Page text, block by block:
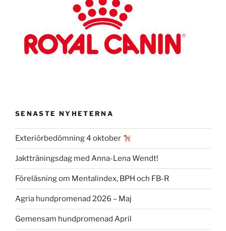
SENASTE NYHETERNA
Exteriörbedömning 4 oktober
Jaktträningsdag med Anna-Lena Wendt!
Föreläsning om Mentalindex, BPH och FB-R
Agria hundpromenad 2026 – Maj
Gemensam hundpromenad April